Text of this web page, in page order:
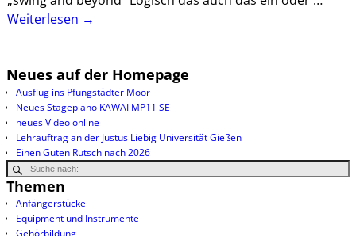
Weiterlesen →
Neues auf der Homepage
Ausflug ins Pfungstädter Moor
Neues Stagepiano KAWAI MP11 SE
neues Video online
Lehrauftrag an der Justus Liebig Universität Gießen
Einen Guten Rutsch nach 2026
Themen
Anfängerstücke
Equipment und Instrumente